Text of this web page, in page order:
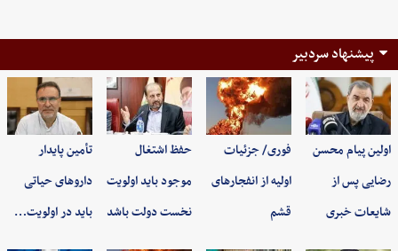
پیشنهاد سردبیر
اولین پیام محسن
رضایی پس از
شایعات خبری
فوری/ جزئیات
اولیه از انفجارهای
قشم
حفظ اشتغال
موجود باید اولویت
نخست دولت باشد
تأمین پایدار
داروهای حیاتی
باید در اولویت…